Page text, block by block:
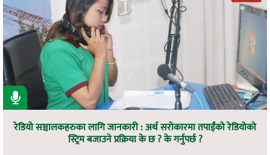
रेडियो सञ्चालकहरुका लागि जानकारी : अर्थ सरोकारमा तपाईंको रेडियोको
स्ट्रिम बजाउने प्रक्रिया के छ ? के गर्नुपर्छ ?